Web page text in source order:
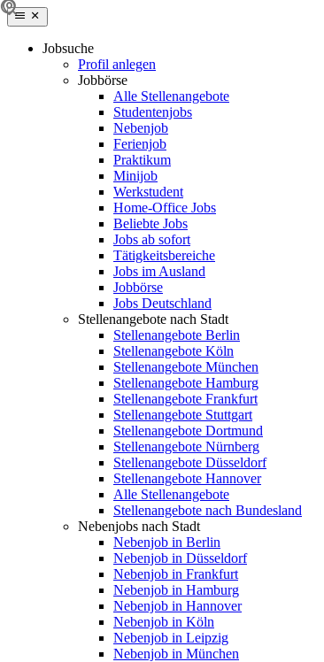
Jobsuche
Profil anlegen
Jobbörse
Alle Stellenangebote
Studentenjobs
Nebenjob
Ferienjob
Praktikum
Minijob
Werkstudent
Home-Office Jobs
Beliebte Jobs
Jobs ab sofort
Tätigkeitsbereiche
Jobs im Ausland
Jobbörse
Jobs Deutschland
Stellenangebote nach Stadt
Stellenangebote Berlin
Stellenangebote Köln
Stellenangebote München
Stellenangebote Hamburg
Stellenangebote Frankfurt
Stellenangebote Stuttgart
Stellenangebote Dortmund
Stellenangebote Nürnberg
Stellenangebote Düsseldorf
Stellenangebote Hannover
Alle Stellenangebote
Stellenangebote nach Bundesland
Nebenjobs nach Stadt
Nebenjob in Berlin
Nebenjob in Düsseldorf
Nebenjob in Frankfurt
Nebenjob in Hamburg
Nebenjob in Hannover
Nebenjob in Köln
Nebenjob in Leipzig
Nebenjob in München